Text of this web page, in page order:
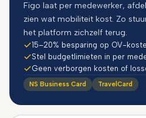
Figo laat per medewerker,
zien wat mobiliteit kost. Zo
het platform zichzelf terug.
15–20% besparing op OV-
Stel budgetlimieten in per
Geen verborgen kosten of
NS Business Card TravelCard